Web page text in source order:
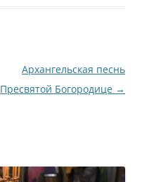
Архангельская песнь
Пресвятой Богородице →